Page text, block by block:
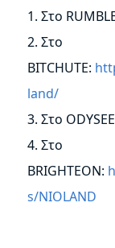
1. Στο
2. Στο
BITCHUTE:
land/
3. Στο
4. Στο
BRIGHTEON:
s/NIOLAND